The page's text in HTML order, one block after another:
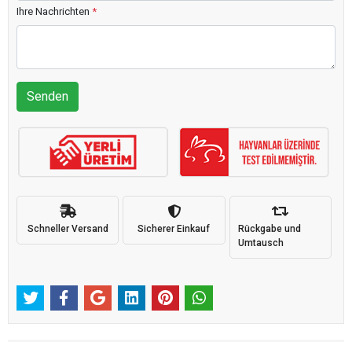
Ihre Nachrichten *
Senden
Schneller Versand Sicherer Einkauf
Rückgabe und
Umtausch